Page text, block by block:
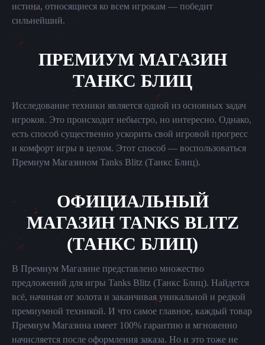
истина, относящиеся ко всем игрокам — победит
сильнейший.
ПРЕМИУМ МАГАЗИН
ТАНКС БЛИЦ
Исследование техники является одной из основных задач
игроков. Это происходит небыстро, но интересно. Однако,
есть способ существенно ускорить свой игровой прогресс
и комфорт игры в целом. Этот способ — воспользоваться
Премиум Магазином Tanks Blitz (Танкс Блиц).
ОФИЦИАЛЬНЫЙ
МАГАЗИН TANKS BLITZ
(ТАНКС БЛИЦ)
В Премиум Магазине представлено множество
предложений для игры Tanks Blitz (Танкс Блиц). Найдется
всё, начиная от золота и заканчивая уникальной и редкой
премиумной техникой. И что самое главное, каждый товар
Премиум Магазина имеет 100% гарантию и мгновенно
начисляется после оформления заказа. Но и это тоже не